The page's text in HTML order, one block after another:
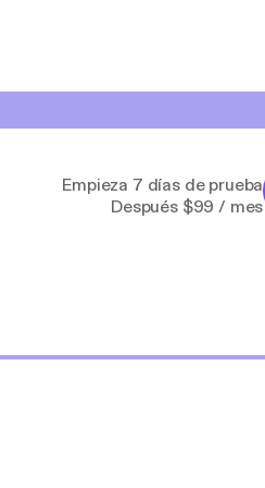
Empieza 7 días de prueba
Después $99 / mes